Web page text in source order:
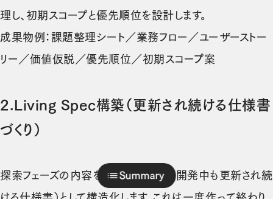
理し、初期スコープと優先順位を設計します。
成果物例：課題整理シート／業務フロー／ユーザーストー
リー／価値仮説／優先順位／初期スコープ案
2.Living Spec構築（更新され続ける仕様書
づくり）
探索フェーズの内容を、Living Spec（開発中も更新され続
Summary